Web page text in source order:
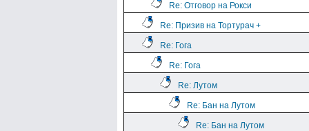
Re: Отговор на Рокси
Re: Призив на Тортурач +
Re: Гога
Re: Гога
Re: Лутом
Re: Бан на Лутом
Re: Бан на Лутом